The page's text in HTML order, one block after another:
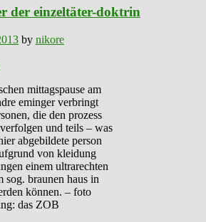
der einzeltäter-doktrin
by nikore
mittagspause am
eminger verbringt
die den prozess
und teils – was
abgebildete person
von kleidung
einem ultrarechten
sog. braunen haus in
können. – foto
das ZOB